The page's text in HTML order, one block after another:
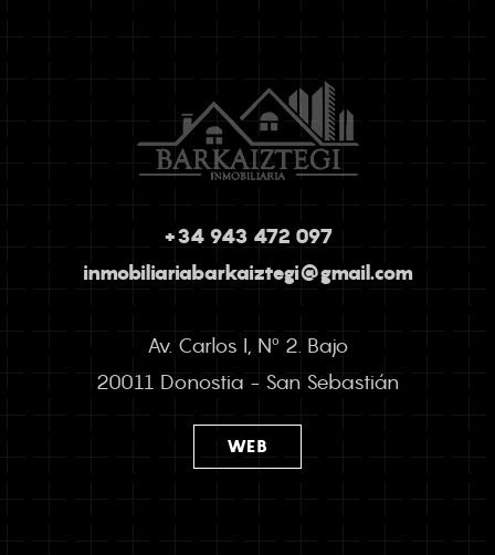
+34 943 472 097
inmobiliariabarkaiztegi@gmail.com
Av. Carlos I, Nº 2. Bajo
20011 Donostia - San Sebastián
WEB